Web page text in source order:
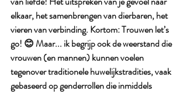
elkaar, het samenbrengen van dierbaren, het
vieren van verbinding. Kortom: Trouwen let’s
go! 😊 Maar... ik begrijp ook de weerstand die
vrouwen (en mannen) kunnen voelen
tegenover traditionele huwelijkstradities, vaak
gebaseerd op genderrollen die inmiddels